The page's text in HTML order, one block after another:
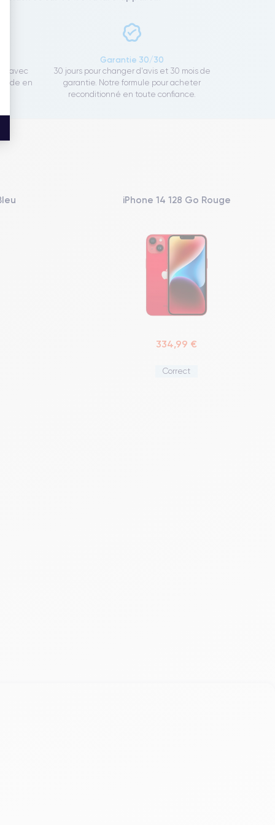
avec
en
Garantie 30/30
30 jours pour changer d'avis et 30 mois de
garantie. Notre formule pour acheter
reconditionné en toute confiance.
iPhone 14 128 Go Rouge
334,99 €
Correct